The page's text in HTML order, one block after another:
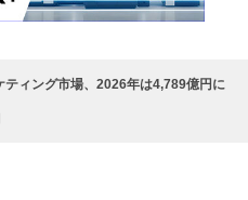
ティング市場、2026年は4,789億円に